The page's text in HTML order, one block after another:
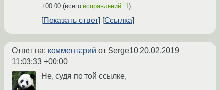
+00:00 (всего исправлений: 1)
Показать ответ Ссылка
Ответ на: комментарий от Serge10 20.02.2019
11:03:33 +00:00
Не, судя по той ссылке,